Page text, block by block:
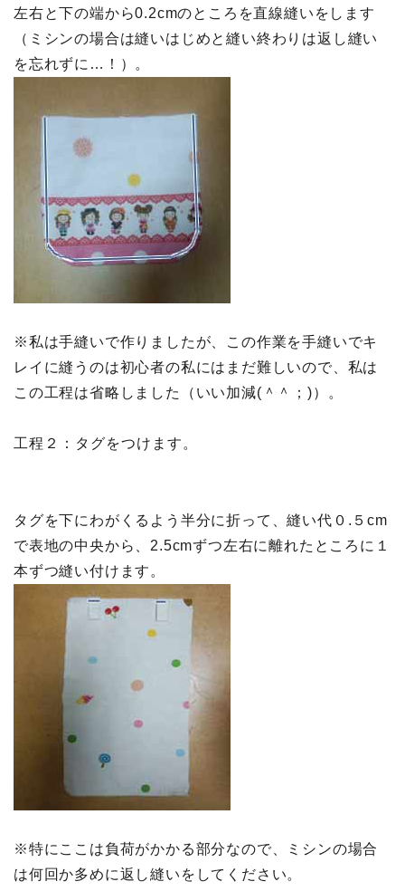
左右と下の端から0.2cmのところを直線縫いをします
（ミシンの場合は縫いはじめと縫い終わりは返し縫い
を忘れずに…！）。
※私は手縫いで作りましたが、この作業を手縫いでキ
レイに縫うのは初心者の私にはまだ難しいので、私は
この工程は省略しました（いい加減(＾＾；)）。
工程２：タグをつけます。
タグを下にわがくるよう半分に折って、縫い代０.５cm
で表地の中央から、2.5cmずつ左右に離れたところに１
本ずつ縫い付けます。
※特にここは負荷がかかる部分なので、ミシンの場合
は何回か多めに返し縫いをしてください。